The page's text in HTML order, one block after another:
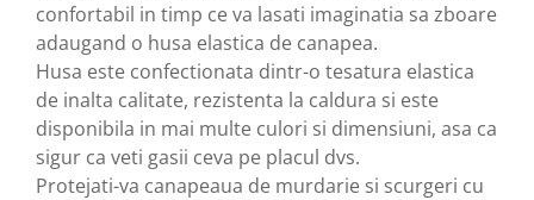
confortabil in timp ce va lasati imaginatia sa zboare
adaugand o husa elastica de canapea.
Husa este confectionata dintr-o tesatura elastica
de inalta calitate, rezistenta la caldura si este
disponibila in mai multe culori si dimensiuni, asa ca
sigur ca veti gasii ceva pe placul dvs.
Protejati-va canapeaua de murdarie si scurgeri cu